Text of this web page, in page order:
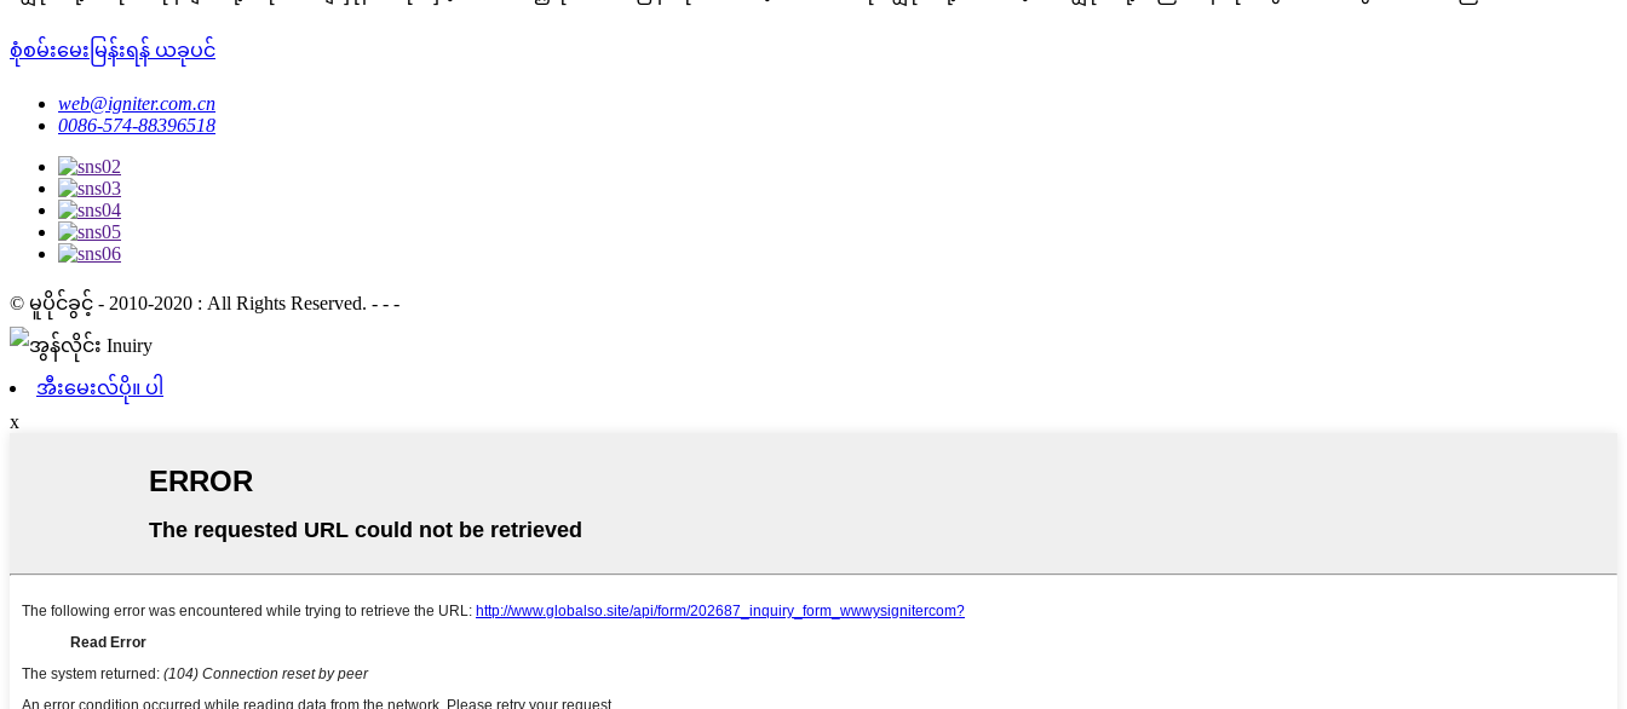
စုံစမ်းမေးမြန်းရန် ယခုပင်
web@igniter.com.cn
0086-574-88396518
© မူပိုင်ခွင့် - 2010-2020 : All Rights Reserved. - - -
အီးမေးလ်ပို။ ပါ
x